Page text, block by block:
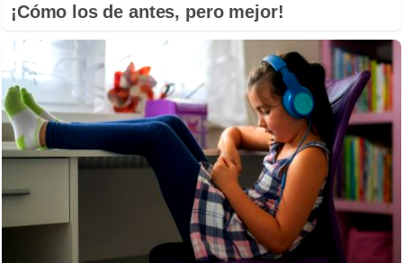
¡Cómo los de antes, pero mejor!